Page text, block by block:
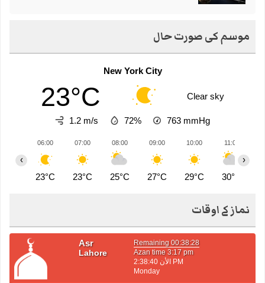
موسم کی صورت حال
New York City
23°C Clear sky
1.2 m/s 72% 763 mmHg
06:00
23°C
07:00
23°C
08:00
25°C
09:00
27°C
10:00
29°C
11:00
30°C
‹ ›
نماز کے اوقات